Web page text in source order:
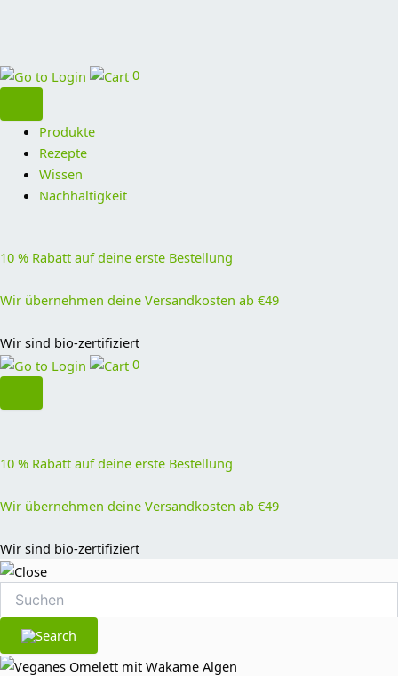
0
Produkte
Rezepte
Wissen
Nachhaltigkeit
10 % Rabatt auf deine erste Bestellung
Wir übernehmen deine Versandkosten ab €49
Wir sind bio-zertifiziert
0
10 % Rabatt auf deine erste Bestellung
Wir übernehmen deine Versandkosten ab €49
Wir sind bio-zertifiziert